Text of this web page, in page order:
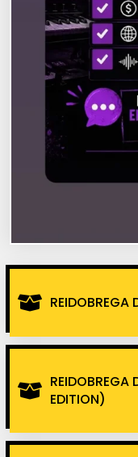
REIDOBREGA
REIDOBREGA
EDITION)